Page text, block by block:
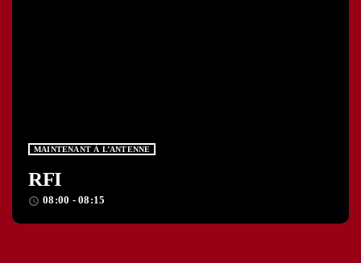
MAINTENANT À L’ANTENNE
RFI
access_time 08:00 - 08:15